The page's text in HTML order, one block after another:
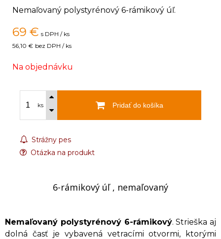
Nemaľovaný polystyrénový 6-rámikový úľ.
69 € s DPH / ks
56,10 € bez DPH / ks
Na objednávku
ks Pridať do košíka
Strážny pes
Otázka na produkt
6-rámikový úľ , nemaľovaný
Nemaľovaný polystyrénový 6-rámikový. Strieška aj
dolná časť je vybavená vetracími otvormi, ktorými